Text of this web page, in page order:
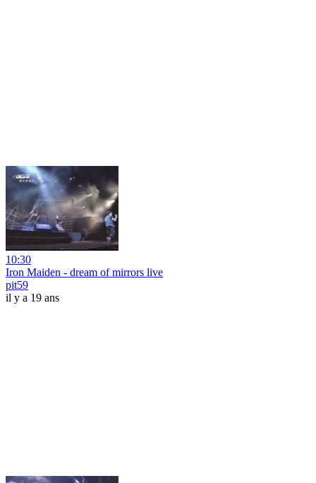
10:30
Iron Maiden - dream of mirrors live
pit59
il y a 19 ans